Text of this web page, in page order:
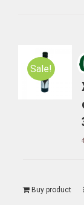
Sale!
Buy product